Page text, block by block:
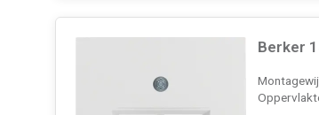
Berker